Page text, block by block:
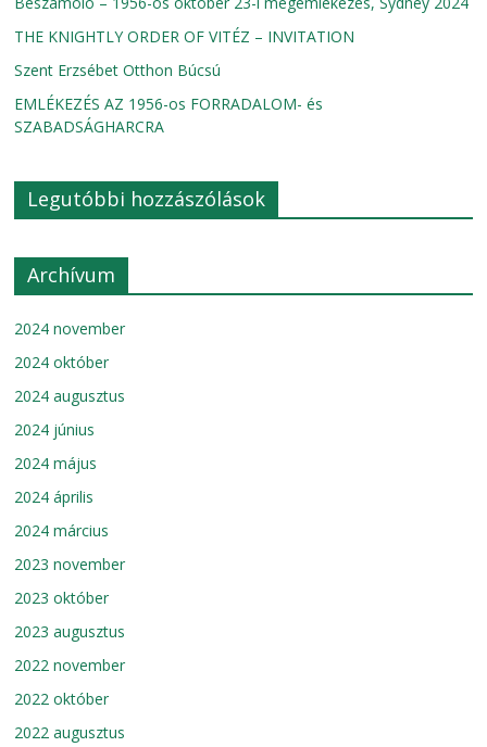
THE KNIGHTLY ORDER OF VITÉZ – INVITATION
Szent Erzsébet Otthon Búcsú
EMLÉKEZÉS AZ 1956-os FORRADALOM- és
SZABADSÁGHARCRA
Legutóbbi hozzászólások
Archívum
2024 november
2024 október
2024 augusztus
2024 június
2024 május
2024 április
2024 március
2023 november
2023 október
2023 augusztus
2022 november
2022 október
2022 augusztus